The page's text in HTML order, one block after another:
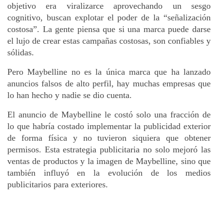
objetivo era viralizarce aprovechando un sesgo
cognitivo, buscan explotar el poder de la “señalización
costosa”. La gente piensa que si una marca puede darse
el lujo de crear estas campañas costosas, son confiables y
sólidas.
Pero Maybelline no es la única marca que ha lanzado
anuncios falsos de alto perfil, hay muchas empresas que
lo han hecho y nadie se dio cuenta.
El anuncio de Maybelline le costó solo una fracción de
lo que habría costado implementar la publicidad exterior
de forma física y no tuvieron siquiera que obtener
permisos. Esta estrategia publicitaria no solo mejoró las
ventas de productos y la imagen de Maybelline, sino que
también influyó en la evolución de los medios
publicitarios para exteriores.